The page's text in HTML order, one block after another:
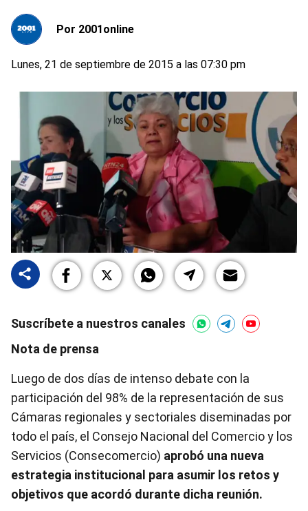
Por 2001online
Lunes, 21 de septiembre de 2015 a las 07:30 pm
Suscríbete a nuestros canales
Nota de prensa
Luego de dos días de intenso debate con la
participación del 98% de la representación de sus
Cámaras regionales y sectoriales diseminadas por
todo el país, el Consejo Nacional del Comercio y los
Servicios (Consecomercio) aprobó una nueva
estrategia institucional para asumir los retos y
objetivos que acordó durante dicha reunión.